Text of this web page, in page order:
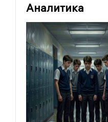
Аналитика